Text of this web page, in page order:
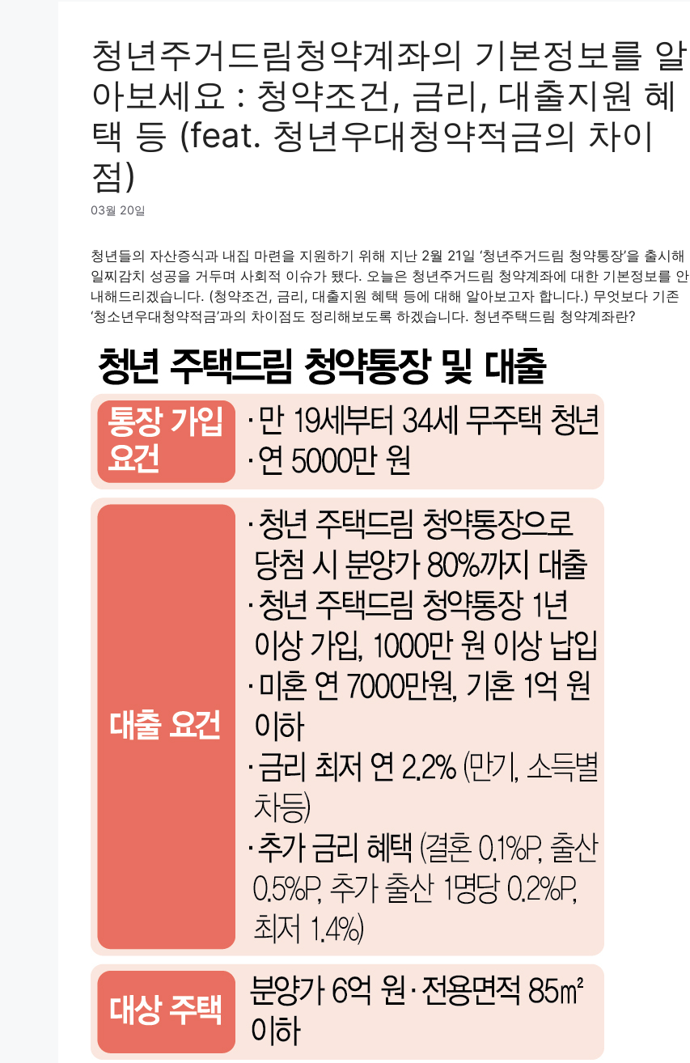
청년주거드림청약계좌의 기본정보를 알
아보세요 : 청약조건, 금리, 대출지원 혜
택 등 (feat. 청년우대청약적금의 차이
점)
03월 20일
청년들의 자산증식과 내집 마련을 지원하기 위해 지난 2월 21일 ‘청년주거드림 청약통장’을 출시해
일찌감치 성공을 거두며 사회적 이슈가 됐다. 오늘은 청년주거드림 청약계좌에 대한 기본정보를 안
내해드리겠습니다. (청약조건, 금리, 대출지원 혜택 등에 대해 알아보고자 합니다.) 무엇보다 기존
‘청소년우대청약적금’과의 차이점도 정리해보도록 하겠습니다. 청년주택드림 청약계좌란?